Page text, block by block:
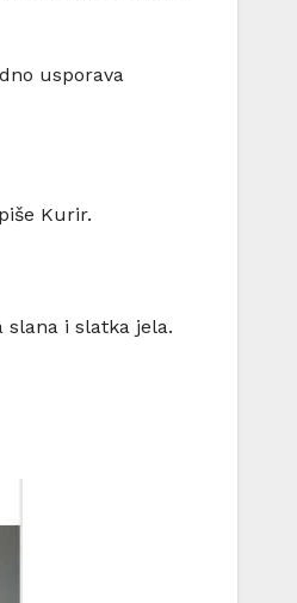
usporava
Kurir.
slana i slatka jela.